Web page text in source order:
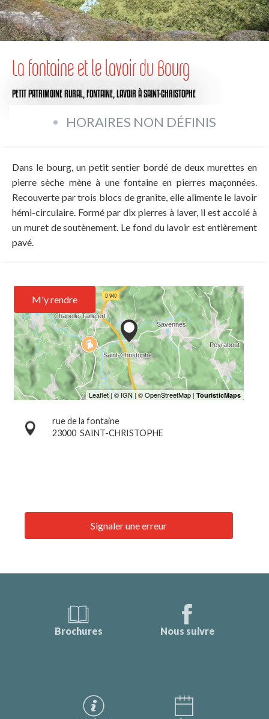
La fontaine et le lavoir du Bourg
PETIT PATRIMOINE RURAL,FONTAINE,LAVOIR À SAINT-CHRISTOPHE
HORAIRES NON DÉFINIS
Dans le bourg, un petit sentier bordé de deux murettes en
pierre sèche mène à une fontaine en pierres maçonnées.
Recouverte par trois blocs de granite, elle alimente le lavoir
hémi-circulaire. Formé par dix pierres à laver, il est accolé à
un muret de soutènement. Le fond du lavoir est entièrement
pavé.
M'y rendre
rue de la fontaine
23000 SAINT-CHRISTOPHE
Signaler une erreur
Brochures Nous suivre